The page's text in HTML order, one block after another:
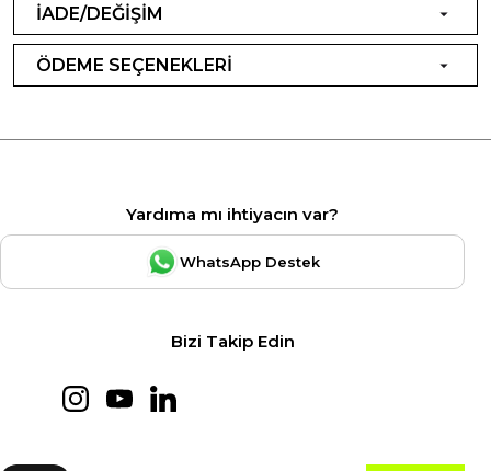
İADE/DEĞİŞİM
ÖDEME SEÇENEKLERİ
Yardıma mı ihtiyacın var?
WhatsApp Destek
Bizi Takip Edin